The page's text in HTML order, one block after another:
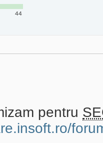
44
pentru